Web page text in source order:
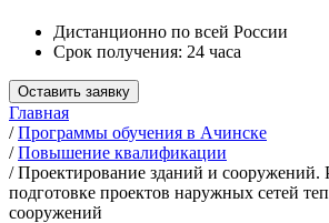
Дистанционно по всей России
Срок получения: 24 часа
Оставить заявку
Главная
/Программы обучения в Ачинске
/Повышение квалификации
/Проектирование зданий и сооружений.
подготовке проектов наружных сетей
сооружений